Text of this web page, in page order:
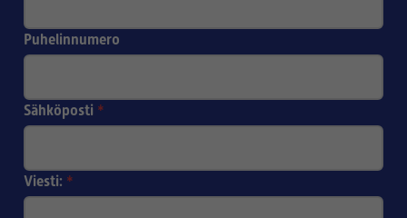
Puhelinnumero
Sähköposti *
Viesti: *